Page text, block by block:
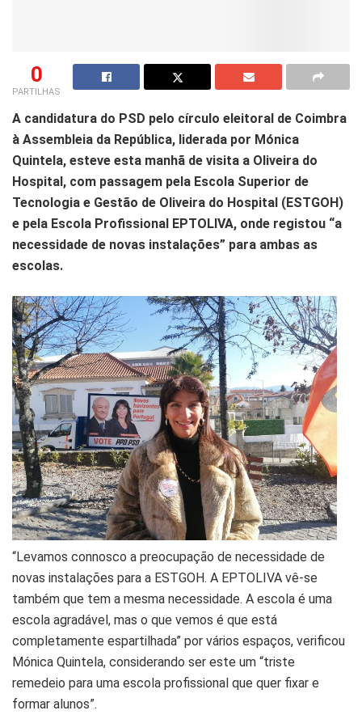
0
PARTILHAS
A candidatura do PSD pelo círculo eleitoral de Coimbra
à Assembleia da República, liderada por Mónica
Quintela, esteve esta manhã de visita a Oliveira do
Hospital, com passagem pela Escola Superior de
Tecnologia e Gestão de Oliveira do Hospital (ESTGOH)
e pela Escola Profissional EPTOLIVA, onde registou “a
necessidade de novas instalações” para ambas as
escolas.
“Levamos connosco a preocupação de necessidade de
novas instalações para a ESTGOH. A EPTOLIVA vê-se
também que tem a mesma necessidade. A escola é uma
escola agradável, mas o que vemos é que está
completamente espartilhada” por vários espaços, verificou
Mónica Quintela, considerando ser este um “triste
remedeio para uma escola profissional que quer fixar e
formar alunos”.